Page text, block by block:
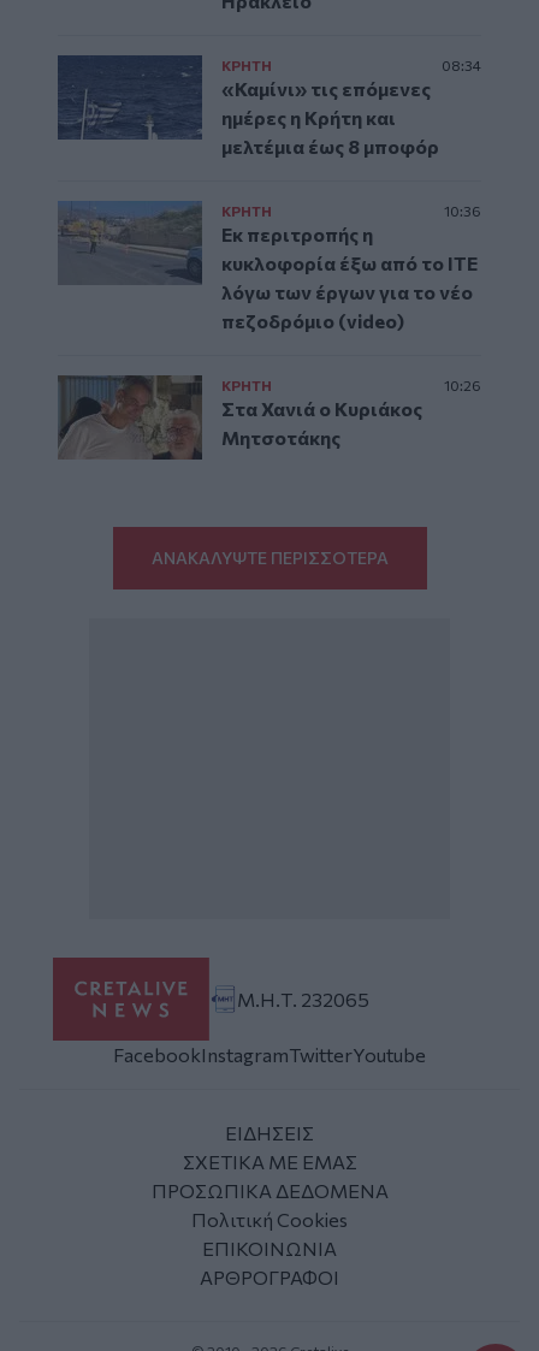
ΚΡΗΤΗ 08:34
«Καμίνι» τις επόμενες
ημέρες η Κρήτη και
μελτέμια έως 8 μποφόρ
ΚΡΗΤΗ 10:36
Εκ περιτροπής η
κυκλοφορία έξω από το ΙΤΕ
λόγω των έργων για το νέο
πεζοδρόμιο (video)
ΚΡΗΤΗ 10:26
Στα Χανιά ο Κυριάκος
Μητσοτάκης
ΑΝΑΚΑΛΥΨΤΕ ΠΕΡΙΣΣΟΤΕΡΑ
Μ.Η.Τ. 232065
FacebookInstagramTwitterYoutube
ΕΙΔΗΣΕΙΣ
ΣΧΕΤΙΚΑ ΜΕ ΕΜΑΣ
ΠΡΟΣΩΠΙΚΑ ΔΕΔΟΜΕΝΑ
Πολιτική Cookies
ΕΠΙΚΟΙΝΩΝΙΑ
ΑΡΘΡΟΓΡΑΦΟΙ